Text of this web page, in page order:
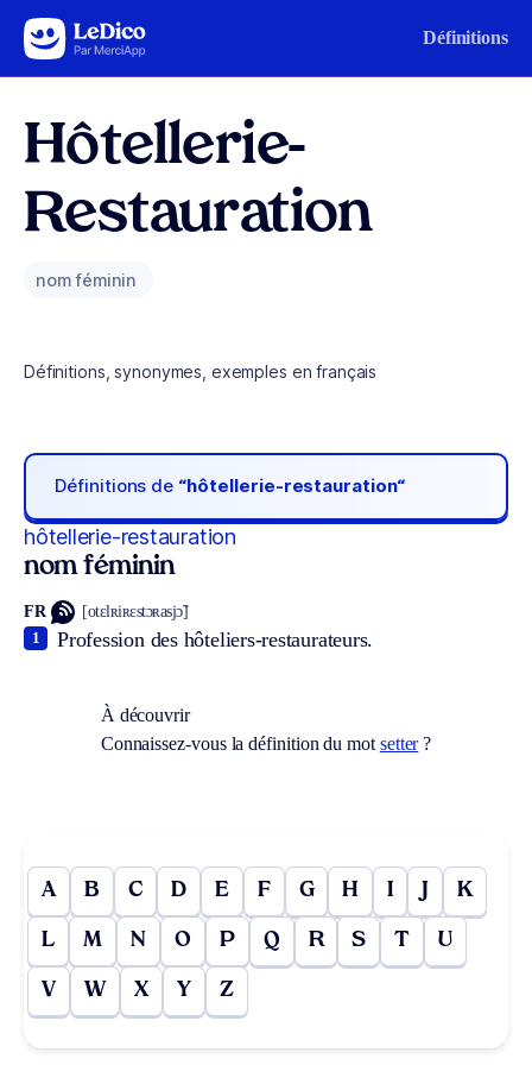
Aller au contenu Définitions
Hôtellerie-
Restauration
nom féminin
Définitions, synonymes, exemples en français
Définitions de “hôtellerie-restauration“
hôtellerie-restauration
nom féminin
FR [otɛlʀiʀɛstɔʀasjɔ̃]
Profession des hôteliers-restaurateurs.
1
À découvrir
Connaissez-vous la définition du mot setter?
A B C D E F G H I J K
L M N O P Q R S T U
V W X Y Z